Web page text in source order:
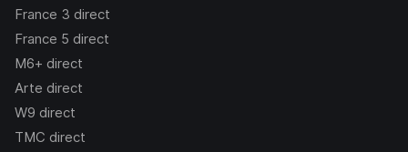
France 3 direct
France 5 direct
M6+ direct
Arte direct
W9 direct
TMC direct